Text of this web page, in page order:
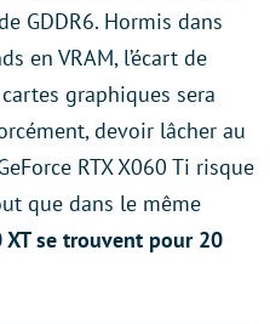
GDDR6. Hormis dans
en VRAM, l’écart de
graphiques sera
devoir lâcher au
RTX X060 Ti risque
que dans le même
XT se trouvent pour 20